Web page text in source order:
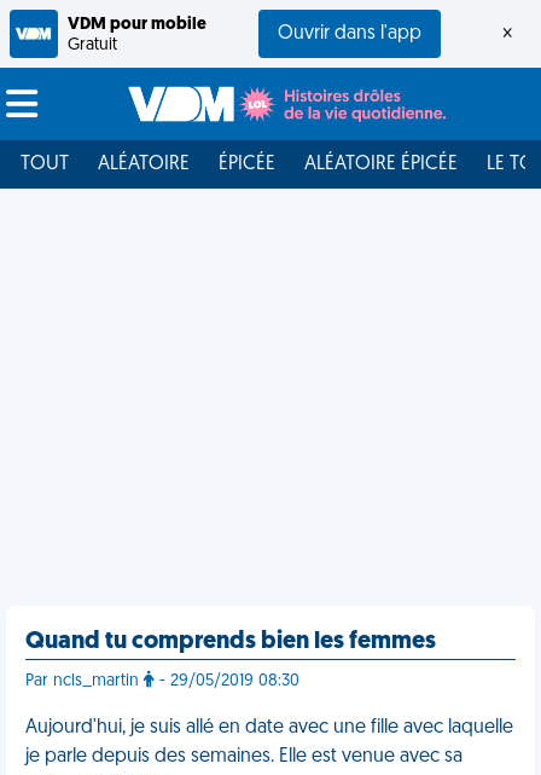
VDM pour mobile
Gratuit
Ouvrir dans l'app ×
TOUT ALÉATOIRE ÉPICÉE ALÉATOIRE ÉPICÉE LE
Quand tu comprends bien les femmes
Par ncls_martin - 29/05/2019 08:30
Aujourd'hui, je suis allé en date avec une fille avec laquelle
je parle depuis des semaines. Elle est venue avec sa